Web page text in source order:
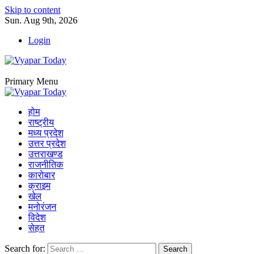
Skip to content
Sun. Aug 9th, 2026
Login
Primary Menu
होम
राष्ट्रीय
मध्य प्रदेश
उत्तर प्रदेश
उत्तराखण्ड
राजनीतिक
कारोबार
क्राइम
खेल
मनोरंजन
विदेश
सेहत
Search for: